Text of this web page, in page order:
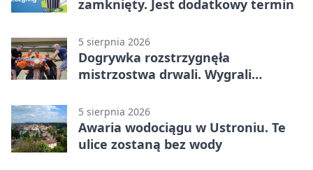
zamknięty. Jest dodatkowy termin
5 sierpnia 2026
Dogrywka rozstrzygnęła
mistrzostwa drwali. Wygrali
5 sierpnia 2026
Awaria wodociągu w Ustroniu. Te
ulice zostaną bez wody